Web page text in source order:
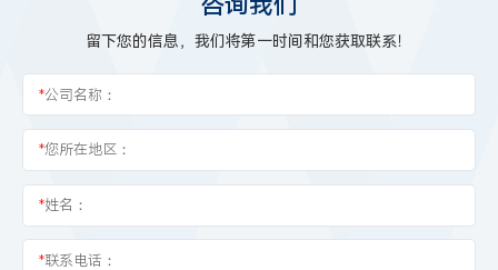
留下您的信息，我们将第一时间和您获取联系！
*公司名称：
*您所在地区：
*姓名：
*联系电话：